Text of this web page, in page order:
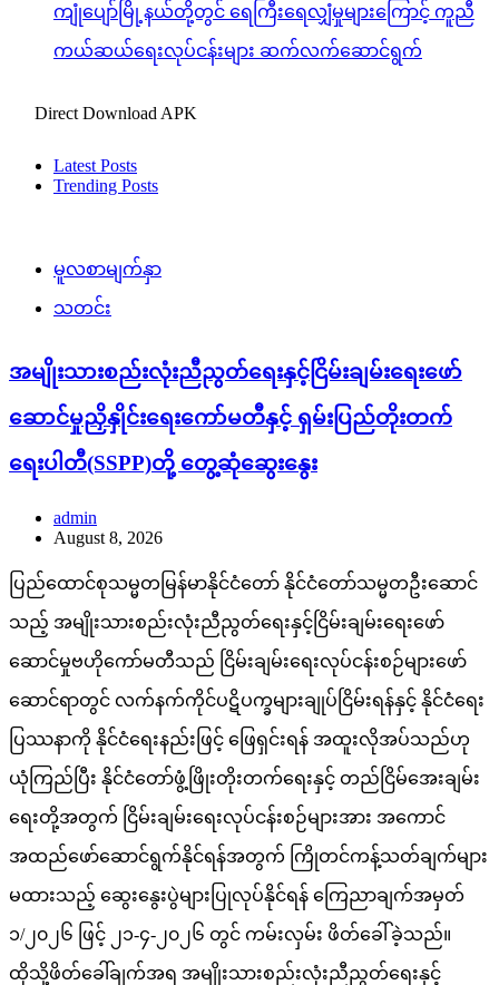
ကျုံပျော်မြို့နယ်တို့တွင် ရေကြီးရေလျှံမှုများကြောင့် ကူညီ
ကယ်ဆယ်ရေးလုပ်ငန်းများ ဆက်လက်ဆောင်ရွက်
Direct Download APK
Latest Posts
Trending Posts
မူလစာမျက်နှာ
သတင်း
အမျိုးသားစည်းလုံးညီညွတ်ရေးနှင့်ငြိမ်းချမ်းရေးဖော်
ဆောင်မှုညှိနှိုင်းရေးကော်မတီနှင့် ရှမ်းပြည်တိုးတက်
ရေးပါတီ(SSPP)တို့ တွေ့ဆုံဆွေးနွေး
admin
August 8, 2026
ပြည်ထောင်စုသမ္မတမြန်မာနိုင်ငံတော် နိုင်ငံတော်သမ္မတဦးဆောင်
သည့် အမျိုးသားစည်းလုံးညီညွတ်ရေးနှင့်ငြိမ်းချမ်းရေးဖော်
ဆောင်မှုဗဟိုကော်မတီသည် ငြိမ်းချမ်းရေးလုပ်ငန်းစဉ်များဖော်
ဆောင်ရာတွင် လက်နက်ကိုင်ပဋိပက္ခများချုပ်ငြိမ်းရန်နှင့် နိုင်ငံရေး
ပြဿနာကို နိုင်ငံရေးနည်းဖြင့် ဖြေရှင်းရန် အထူးလိုအပ်သည်ဟု
ယုံကြည်ပြီး နိုင်ငံတော်ဖွံ့ဖြိုးတိုးတက်ရေးနှင့် တည်ငြိမ်အေးချမ်း
ရေးတို့အတွက် ငြိမ်းချမ်းရေးလုပ်ငန်းစဉ်များအား အကောင်
အထည်ဖော်ဆောင်ရွက်နိုင်ရန်အတွက် ကြိုတင်ကန့်သတ်ချက်များ
မထားသည့် ဆွေးနွေးပွဲများပြုလုပ်နိုင်ရန် ကြေညာချက်အမှတ်
၁/၂၀၂၆ ဖြင့် ၂၁-၄-၂၀၂၆ တွင် ကမ်းလှမ်း ဖိတ်ခေါ်ခဲ့သည်။
ထိုသို့ဖိတ်ခေါ်ချက်အရ အမျိုးသားစည်းလုံးညီညွတ်ရေးနှင့်